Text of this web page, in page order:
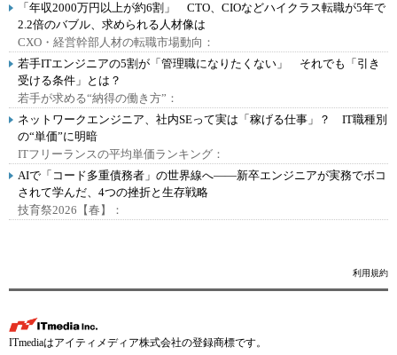
「年収2000万円以上が約6割」 CTO、CIOなどハイクラス転職が5年で
2.2倍のバブル、求められる人材像は
CXO・経営幹部人材の転職市場動向：
若手ITエンジニアの5割が「管理職になりたくない」 それでも「引き
受ける条件」とは？
若手が求める“納得の働き方”：
ネットワークエンジニア、社内SEって実は「稼げる仕事」？ IT職種別
の“単価”に明暗
ITフリーランスの平均単価ランキング：
AIで「コード多重債務者」の世界線へ――新卒エンジニアが実務でボコ
されて学んだ、4つの挫折と生存戦略
技育祭2026【春】：
利用規約
ITmediaはアイティメディア株式会社の登録商標です。